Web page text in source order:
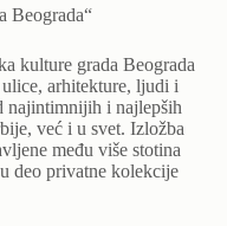
Beograda“
kulture grada Beograda
ulice, arhitekture, ljudi i
najintimnijih i najlepših
već i u svet. Izložba
među više stotina
deo privatne kolekcije